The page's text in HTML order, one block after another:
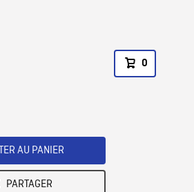
0
AU PANIER
PARTAGER